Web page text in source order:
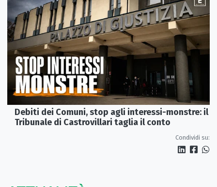
Debiti dei Comuni, stop agli interessi-monstre: il
Tribunale di Castrovillari taglia il conto
Condividi su: